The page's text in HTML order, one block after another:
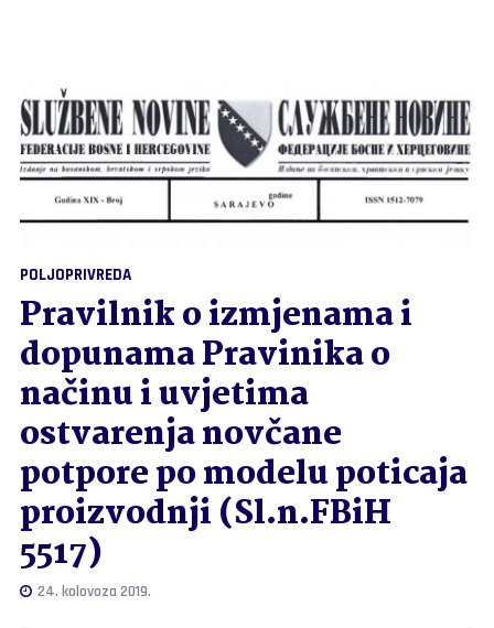
POLJOPRIVREDA
Pravilnik o izmjenama i
dopunama Pravinika o
načinu i uvjetima
ostvarenja novčane
potpore po modelu poticaja
proizvodnji (Sl.n.FBiH
5517)
24. kolovoza 2019.